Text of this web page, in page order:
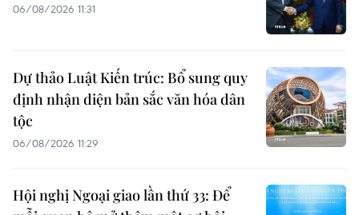
06/08/2026 11:31
Dự thảo Luật Kiến trúc: Bổ sung quy
định nhận diện bản sắc văn hóa dân
tộc
06/08/2026 11:29
Hội nghị Ngoại giao lần thứ 33: Để